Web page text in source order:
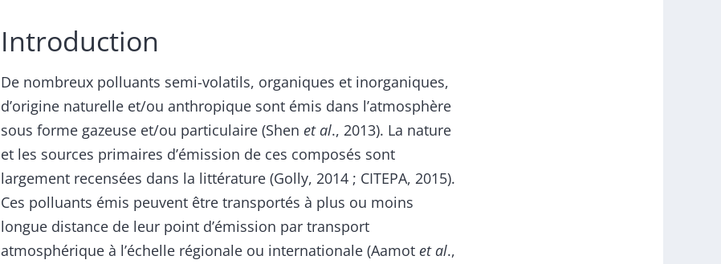
Introduction
De nombreux polluants semi-volatils, organiques et inorganiques,
d’origine naturelle et/ou anthropique sont émis dans l’atmosphère
sous forme gazeuse et/ou particulaire (Shen et al., 2013). La nature
et les sources primaires d’émission de ces composés sont
largement recensées dans la littérature (Golly, 2014 ; CITEPA, 2015).
Ces polluants émis peuvent être transportés à plus ou moins
longue distance de leur point d’émission par transport
atmosphérique à l’échelle régionale ou internationale (Aamot et al.,